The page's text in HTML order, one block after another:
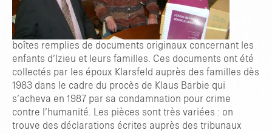
boîtes remplies de documents originaux concernant les
enfants d’Izieu et leurs familles. Ces documents ont été
collectés par les époux Klarsfeld auprès des familles dès
1983 dans le cadre du procès de Klaus Barbie qui
s’acheva en 1987 par sa condamnation pour crime
contre l’humanité. Les pièces sont très variées : on
trouve des déclarations écrites auprès des tribunaux